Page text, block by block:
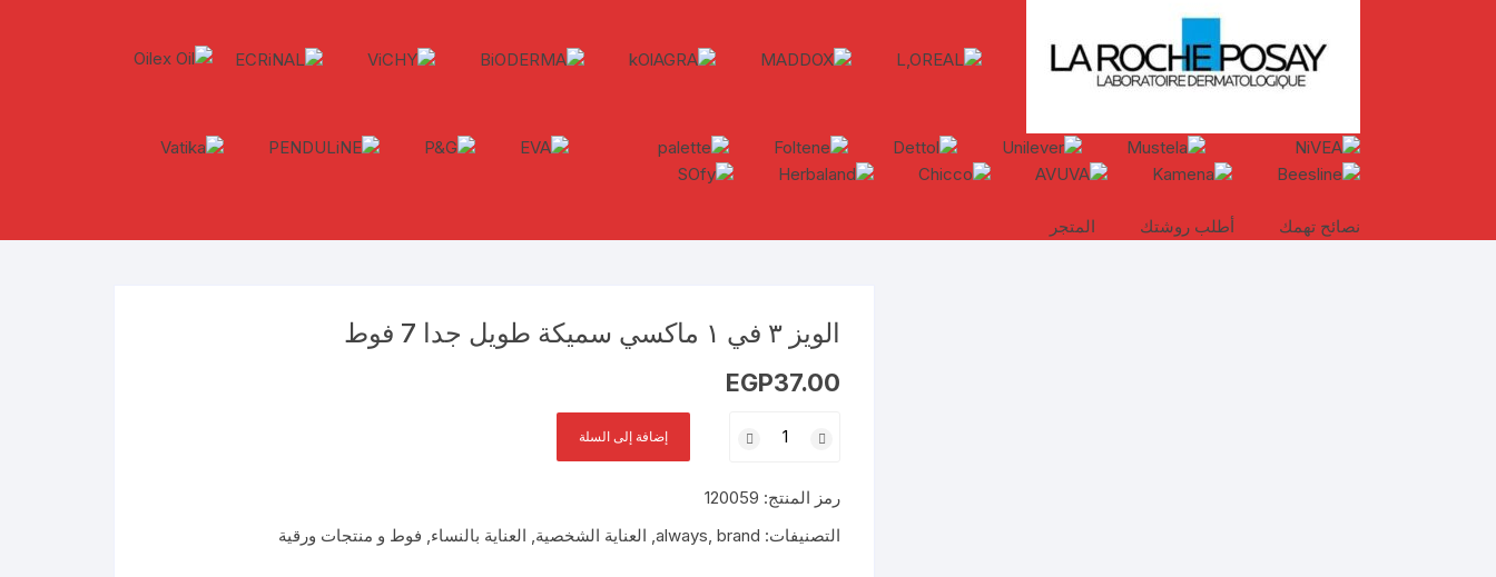
نصائح تهمك أطلب روشتك المتجر
الويز ٣ في ١ ماكسي سميكة طويل جدا 7 فوط
EGP37.00
الويز
في
١
إضافة إلى السلة
رمز المنتج: 120059
التصنيفات:
always, brand
, العناية الشخصية, العناية بالنساء, فوط و منتجات ورقية